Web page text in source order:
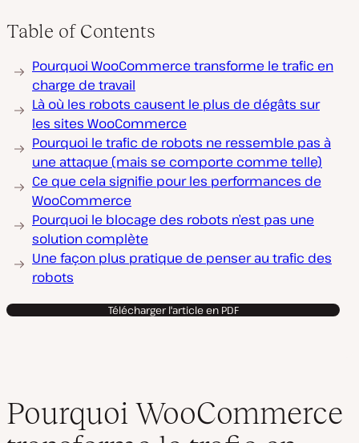
Table of Contents
Pourquoi WooCommerce transforme le trafic en
charge de travail
Là où les robots causent le plus de dégâts sur
les sites WooCommerce
Pourquoi le trafic de robots ne ressemble pas à
une attaque (mais se comporte comme telle)
Ce que cela signifie pour les performances de
WooCommerce
Pourquoi le blocage des robots n’est pas une
solution complète
Une façon plus pratique de penser au trafic des
robots
Télécharger l'article en PDF
Pourquoi WooCommerce